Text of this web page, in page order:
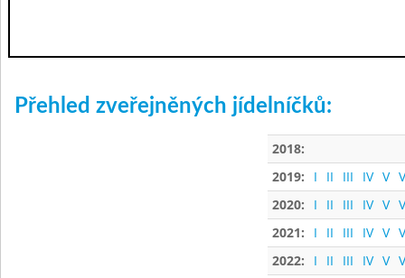
Přehled zveřejněných jídelníčků:
2018:
2019:
I II III IV V
2020:
I II III IV V
2021:
I II III IV V
2022:
I II III IV V